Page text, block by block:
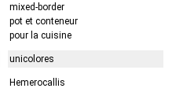
mixed-border
pot et conteneur
pour la cuisine
unicolores
Hemerocallis